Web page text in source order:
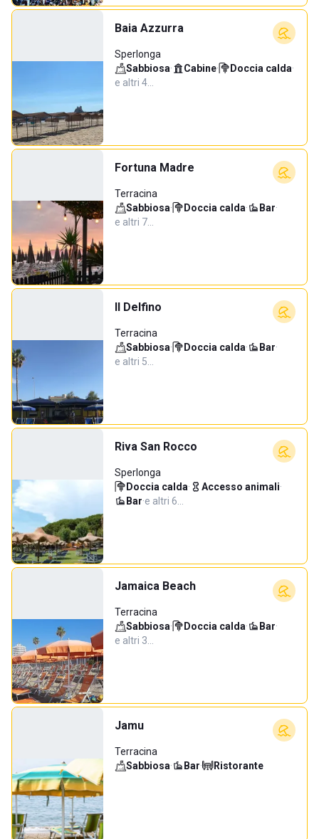
Baia Azzurra
Sperlonga
Sabbiosa· Cabine· Doccia calda·
e altri 4…
Fortuna Madre
Terracina
Sabbiosa· Doccia calda· Bar·
e altri 7…
Il Delfino
Terracina
Sabbiosa· Doccia calda· Bar·
e altri 5…
Riva San Rocco
Sperlonga
Doccia calda· Accesso animali·
Bar·e altri 6…
Jamaica Beach
Terracina
Sabbiosa· Doccia calda· Bar·
e altri 3…
Jamu
Terracina
Sabbiosa· Bar· Ristorante